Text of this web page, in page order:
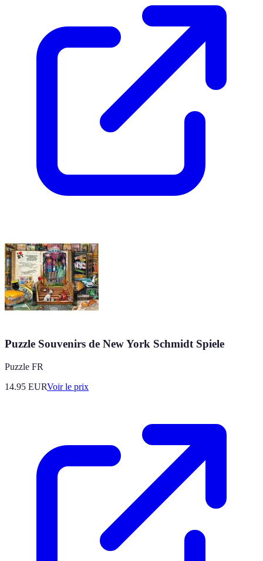
Puzzle Souvenirs de New York Schmidt Spiele
Puzzle FR
14.95 EURVoir le prix